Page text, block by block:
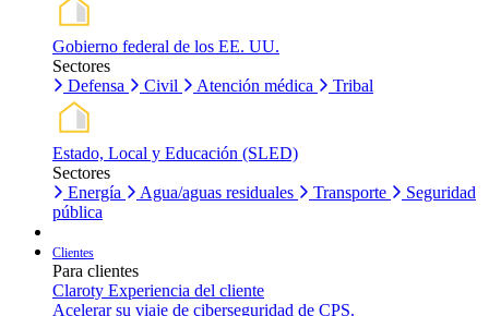
Gobierno federal de los EE. UU.
Sectores
Defensa
Civil Atención médica Tribal
Estado, Local y Educación (SLED)
Sectores
Energía
Agua/aguas residuales Transporte
Seguridad
pública
Clientes
Para clientes
Claroty Experiencia del cliente
Acelerar su viaje de ciberseguridad de CPS.